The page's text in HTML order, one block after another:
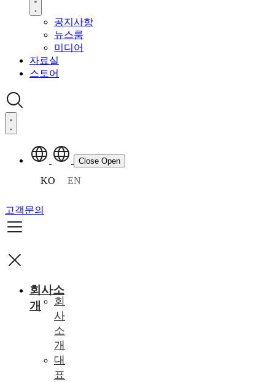
공지사항
뉴스룸
미디어
자료실
스토어
Close Open
KO EN
고객문의
회사소
개
회
사
소
개
대
표